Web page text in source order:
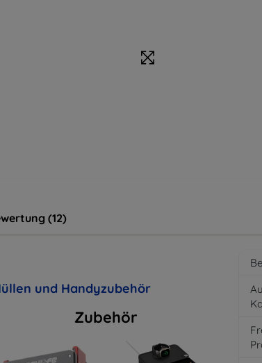
(12)
und Handyzubehör
Zubehör